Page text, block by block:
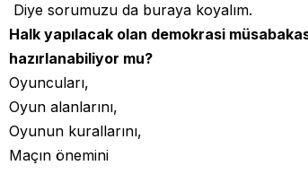
Diye sorumuzu da buraya koyalım.
Halk yapılacak olan demokrasi
hazırlanabiliyor mu?
Oyuncuları,
Oyun alanlarını,
Oyunun kurallarını,
Maçın önemini